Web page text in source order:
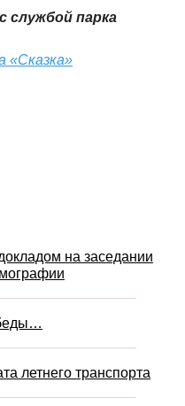
службой парка
«Сказка»
на заседании
летнего транспорта